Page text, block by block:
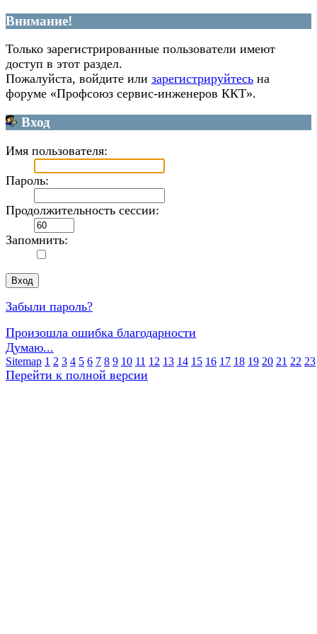
Внимание!
Только зарегистрированные пользователи имеют
доступ в этот раздел.
Пожалуйста, войдите или зарегистрируйтесь на
форуме «Профсоюз сервис-инженеров ККТ».
Вход
Имя пользователя:
Пароль:
Продолжительность сессии:
Запомнить:
Забыли пароль?
Произошла ошибка благодарности
Думаю...
Sitemap 1 2 3 4 5 6 7 8 9 10 11 12 13 14 15 16 17 18 19 20 21 22 23
Перейти к полной версии